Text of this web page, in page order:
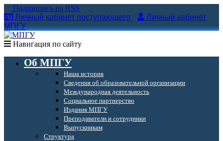
Подпишись на RSS
Личный кабинет поступающего
Личный кабинет
МПГУ
Навигация по сайту
Об МПГУ
Наша история
Сведения об образовательной организации
Международная деятельность
Социальное партнерство
Издания МПГУ
Преподаватели и сотрудники
Выпускникам
Структура